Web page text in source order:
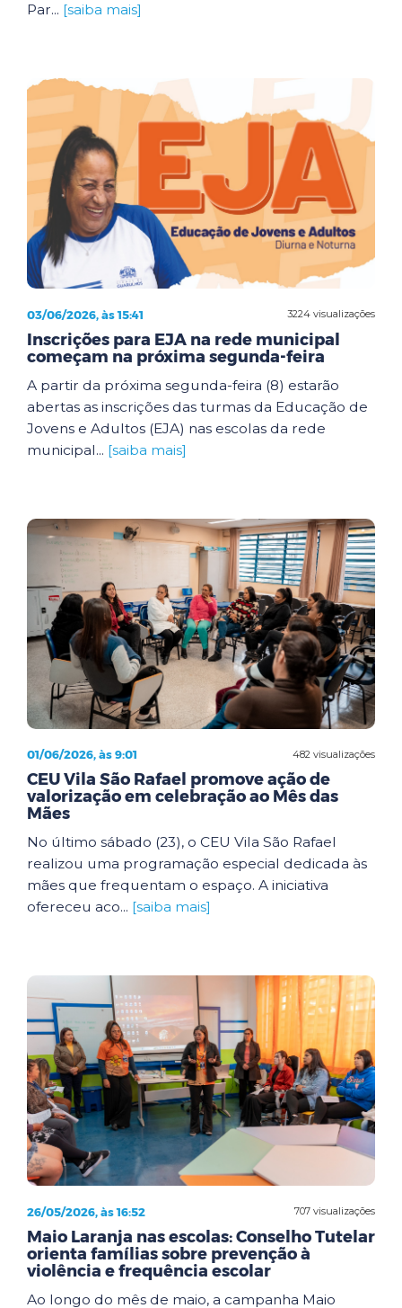
Par... [saiba mais]
3224 visualizações
03/06/2026, às 15:41
Inscrições para EJA na rede municipal
começam na próxima segunda-feira
A partir da próxima segunda-feira (8) estarão
abertas as inscrições das turmas da Educação de
Jovens e Adultos (EJA) nas escolas da rede
municipal... [saiba mais]
482 visualizações
01/06/2026, às 9:01
CEU Vila São Rafael promove ação de
valorização em celebração ao Mês das
Mães
No último sábado (23), o CEU Vila São Rafael
realizou uma programação especial dedicada às
mães que frequentam o espaço. A iniciativa
ofereceu aco... [saiba mais]
707 visualizações
26/05/2026, às 16:52
Maio Laranja nas escolas: Conselho Tutelar
orienta famílias sobre prevenção à
violência e frequência escolar
Ao longo do mês de maio, a campanha Maio